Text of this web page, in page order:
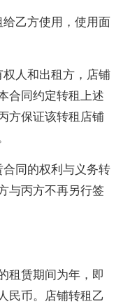
乙方使用，使用面
人和出租方，店铺
合同约定转租上述
方保证该转租店铺
同的权利与义务转
与丙方不再另行签
赁期间为年，即
民币。店铺转租乙